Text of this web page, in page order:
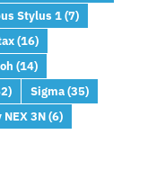
Stylus 1(7)
(16)
(14)
Sigma(35)
NEX 3N(6)